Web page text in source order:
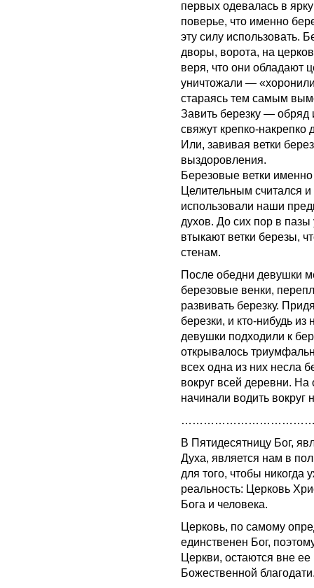
первых одевалась в
поверье, что именно
эту силу использовать.
дворы, ворота, на
веря, что они обладают
уничтожали —
стараясь тем самым
Завить березку — обряд
свяжут крепко-
Или, завивая ветки
выздоровления.
Березовые ветки
Целительным считался
использовали наши
духов. До сих пор в пазы
втыкают ветки березы,
стенам.
После обедни девушки
березовые венки,
развивать березку.
березки, и кто-нибудь
девушки подходили к
открывалось
всех одна из них несла
вокруг всей деревни.
начинали водить вокруг
В Пятидесятницу Бог,
Духа, является нам в
для того, чтобы никогда
реальность: Церковь
Бога и человека.
Церковь, по самому
единственен Бог,
Церкви, остаются вне
Божественной